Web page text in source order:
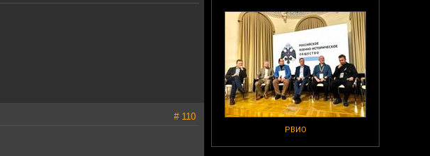
РВИО
# 110